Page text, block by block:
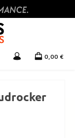
0,00 €